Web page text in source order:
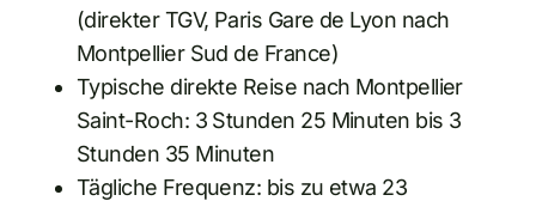
(direkter TGV, Paris Gare de Lyon nach
Montpellier Sud de France)
Typische direkte Reise nach Montpellier
Saint-Roch: 3 Stunden 25 Minuten bis 3
Stunden 35 Minuten
Tägliche Frequenz: bis zu etwa 23